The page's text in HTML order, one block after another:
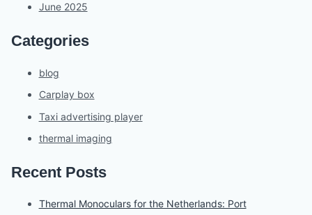
June 2025
Categories
blog
Carplay box
Taxi advertising player
thermal imaging
Recent Posts
Thermal Monoculars for the Netherlands: Port